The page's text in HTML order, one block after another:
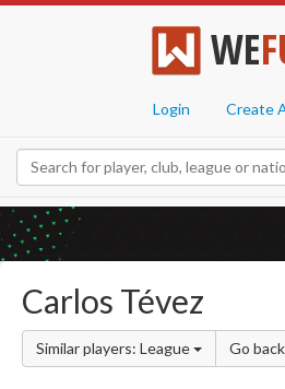
WE
Login Create
Carlos Tévez
Similar players: League Go back